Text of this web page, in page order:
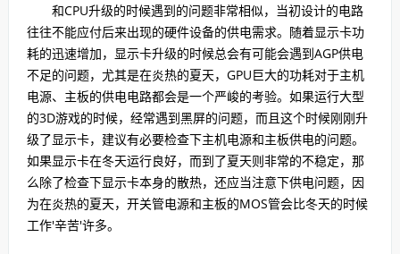
和CPU升级的时候遇到的问题非常相似，当初设计的电路
往往不能应付后来出现的硬件设备的供电需求。随着显示卡功
耗的迅速增加，显示卡升级的时候总会有可能会遇到AGP供电
不足的问题，尤其是在炎热的夏天，GPU巨大的功耗对于主机
电源、主板的供电电路都会是一个严峻的考验。如果运行大型
的3D游戏的时候，经常遇到黑屏的问题，而且这个时候刚刚升
级了显示卡，建议有必要检查下主机电源和主板供电的问题。
如果显示卡在冬天运行良好，而到了夏天则非常的不稳定，那
么除了检查下显示卡本身的散热，还应当注意下供电问题，因
为在炎热的夏天，开关管电源和主板的MOS管会比冬天的时候
工作'辛苦'许多。